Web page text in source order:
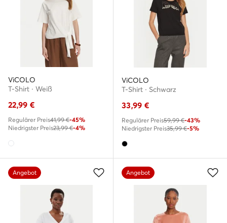
ViCOLO
T-Shirt · Weiß
22,99 €
Regulärer Preis41,99 €-45%
Niedrigster Preis23,99 €-4%
ViCOLO
T-Shirt · Schwarz
33,99 €
Regulärer Preis59,99 €-43%
Niedrigster Preis35,99 €-5%
Angebot Angebot